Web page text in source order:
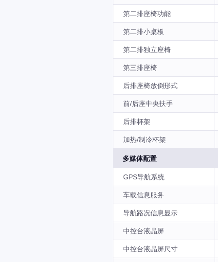
第二排座椅功能
第二排小桌板
第二排独立座椅
第三排座椅
后排座椅放倒形式
前/后座中央扶手
后排杯架
加热/制冷杯架
多媒体配置
GPS导航系统
车载信息服务
导航路况信息显示
中控台液晶屏
中控台液晶屏尺寸